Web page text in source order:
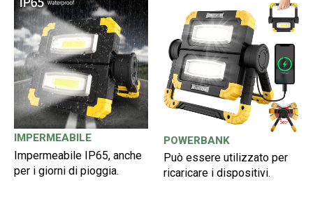
IMPERMEABILE
Impermeabile IP65, anche
per i giorni di pioggia.
POWERBANK
Può essere utilizzato per
ricaricare i dispositivi.